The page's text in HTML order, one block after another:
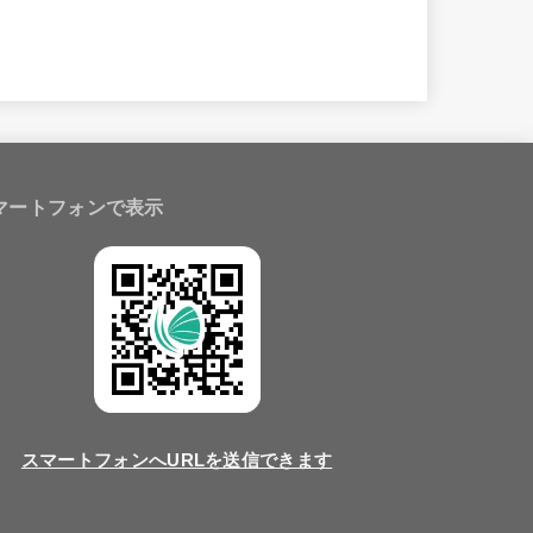
ートフォンで表示
スマートフォンへURLを送信できます